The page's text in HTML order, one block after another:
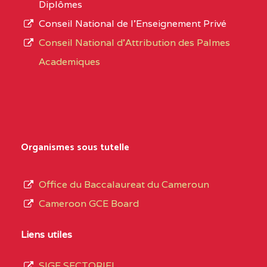
YDE
CENTRE
CENTRE
COLLEGE ONANA
L’offre
d’éducation
de
du
Diplômes
Conseil National de l’Enseignement Privé
Conseil National d'Attribution des Palmes
Academiques
Organismes sous tutelle
Office du Baccalaureat du Cameroun
Cameroon GCE Board
Liens utiles